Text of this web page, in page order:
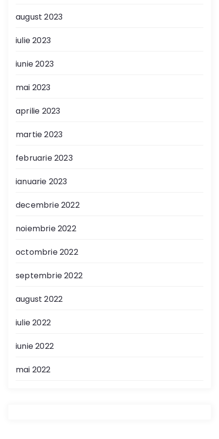
august 2023
iulie 2023
iunie 2023
mai 2023
aprilie 2023
martie 2023
februarie 2023
ianuarie 2023
decembrie 2022
noiembrie 2022
octombrie 2022
septembrie 2022
august 2022
iulie 2022
iunie 2022
mai 2022